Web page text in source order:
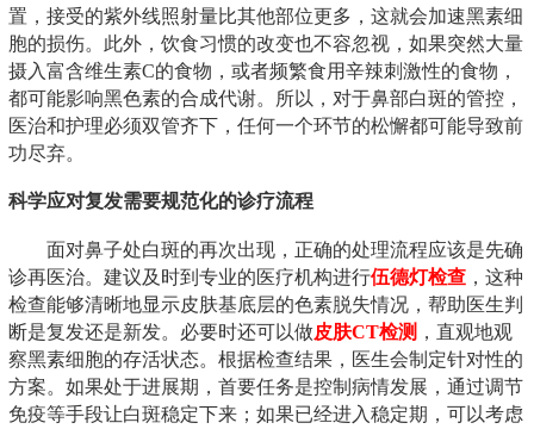
置，接受的紫外线照射量比其他部位更多，这就会加速黑素细
胞的损伤。此外，饮食习惯的改变也不容忽视，如果突然大量
摄入富含维生素C的食物，或者频繁食用辛辣刺激性的食物，
都可能影响黑色素的合成代谢。所以，对于鼻部白斑的管控，
医治和护理必须双管齐下，任何一个环节的松懈都可能导致前
功尽弃。
科学应对复发需要规范化的诊疗流程
面对鼻子处白斑的再次出现，正确的处理流程应该是先确
诊再医治。建议及时到专业的医疗机构进行伍德灯检查 ，这种
检查能够清晰地显示皮肤基底层的色素脱失情况，帮助医生判
断是复发还是新发。必要时还可以做皮肤CT检测 ，直观地观
察黑素细胞的存活状态。根据检查结果，医生会制定针对性的
方案。如果处于进展期，首要任务是控制病情发展，通过调节
免疫等手段让白斑稳定下来；如果已经进入稳定期，可以考虑